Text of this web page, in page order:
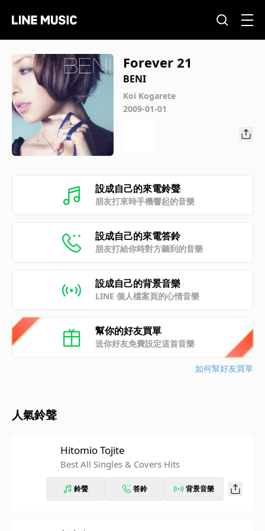
Forever 21
BENI
Koi Kogarete
2009-01-01
設成自己的來電鈴聲
朋友打來時手機響起的音樂
設成自己的來電答鈴
朋友打給你時對方聽到的音樂
設成自己的背景音樂
LINE 個人檔案頁的心情音樂
幫你的好友買單
送你好友免費設定這首音樂
如何幫好友買單
人氣鈴聲
Hitomio Tojite
Best All Singles & Covers Hits
鈴聲 答鈴 背景音樂